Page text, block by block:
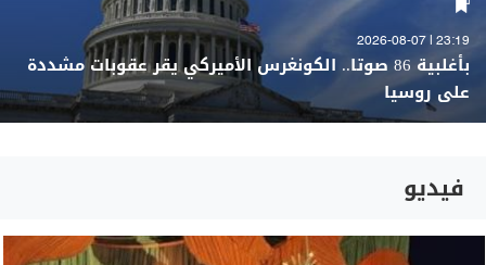
23:19 | 2026-08-07
بأغلبية 86 صوتا.. الكونغرس الأميركي يقر عقوبات مشددة
على روسيا
فيديو